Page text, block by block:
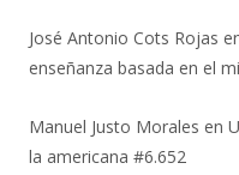
José Antonio Cots Rojas
enseñanza basada en el
Manuel Justo Morales en
la americana #6.652